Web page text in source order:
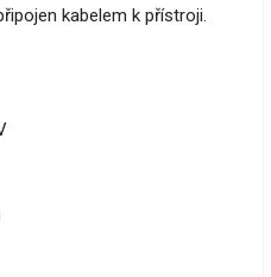
kabelem k přístroji.